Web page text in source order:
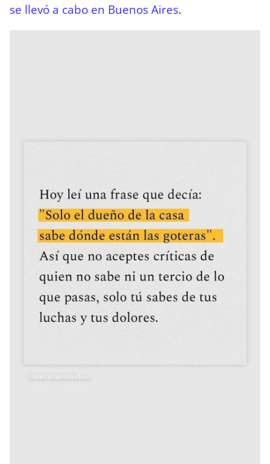
se llevó a cabo en Buenos Aires.